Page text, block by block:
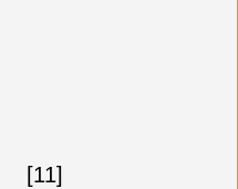
[11]